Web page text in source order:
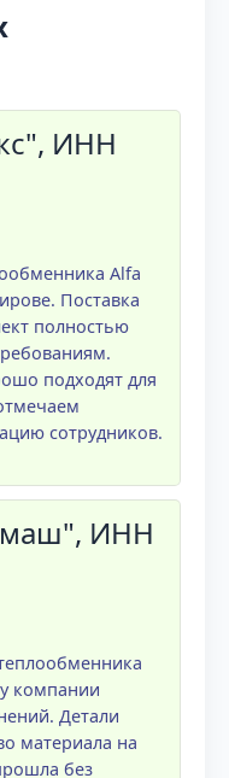
ИНН
Alfa
Поставка
полностью
подходят для
сотрудников.
ИНН
компании
Детали
материала на
без